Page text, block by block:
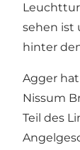
sehen ist
hinter
Agger
Nissum
Teil des